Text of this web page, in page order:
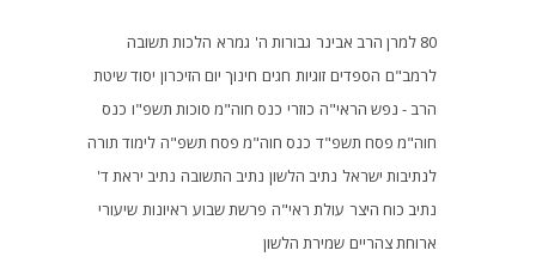
80 למרן הרב אבינר גבורות ה' גמרא הלכות תשובה
לרמב"ם הספדים זוגיות חגים חינוך יום הזיכרון יסוד שיטת
הרב - נפש הראי"ה כוזרי כנס חוה"מ סוכות תשפ"ו כנס
חוה"מ פסח תשפ"ד כנס חוה"מ פסח תשפ"ה לימוד תורה
לנתיבות ישראל נתיב הלשון נתיב התשובה נתיב יראת ד'
נתיב כוח היצר עולת ראי"ה פרשת שבוע ראיונות שיעורי
ארוחת צהריים שמירת הלשון